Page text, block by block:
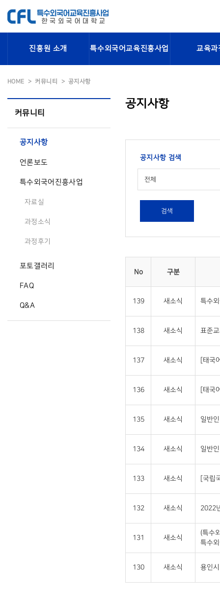
진흥원 소개 특수외국어교육진흥사업 교육과
HOME 커뮤니티 공지사항
커뮤니티
공지사항
언론보도
특수외국어진흥사업
자료실
과정소식
과정후기
포토갤러리
FAQ
Q&A
공지사항
공지사항 검색
전체
검색
No 구분
139 새소식 특수
138 새소식 표준
137 새소식 [태국
136 새소식 [태국
135 새소식 일반
134 새소식 일반
133 새소식 [국립
132 새소식 2022
131 새소식
(특수
특수
130 새소식 용인